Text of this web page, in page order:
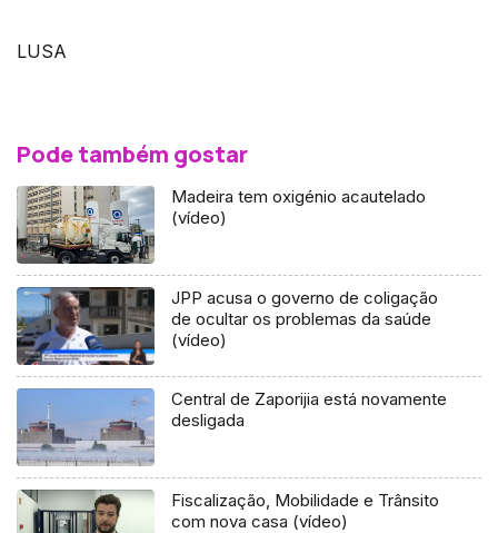
LUSA
Pode também gostar
Madeira tem oxigénio acautelado
(vídeo)
JPP acusa o governo de coligação
de ocultar os problemas da saúde
(vídeo)
Central de Zaporijia está novamente
desligada
Fiscalização, Mobilidade e Trânsito
com nova casa (vídeo)